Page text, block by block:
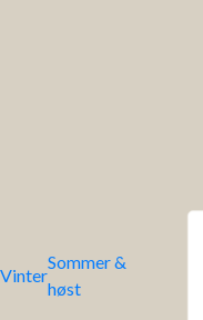
Vinter
Sommer &
høst